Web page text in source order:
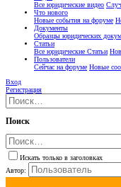
Все юридические видео
Что нового
Новые события на форуме
Документы
Образцы юридических
Статьи
Все юридические Статьи
Пользователи
Сейчас на форуме Новые
Вход
Регистрация
Поиск
Искать только в заголовках
Автор: